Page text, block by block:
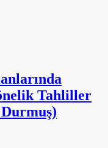
Tahliller